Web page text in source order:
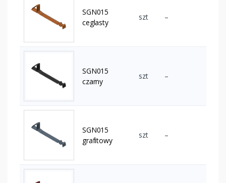
SGN015
ceglasty
szt –
SGN015
czarny
szt –
SGN015
grafitowy
szt –